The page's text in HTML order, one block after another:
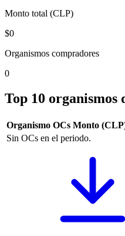
Monto total (CLP)
$0
Organismos compradores
0
Top 10 organismos
Organismo OCs Monto
Sin OCs en el periodo.